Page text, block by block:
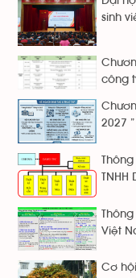
sinh
công
2027
TNHH
Việt
Cơ